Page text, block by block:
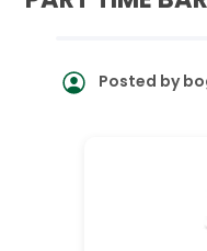
Posted by